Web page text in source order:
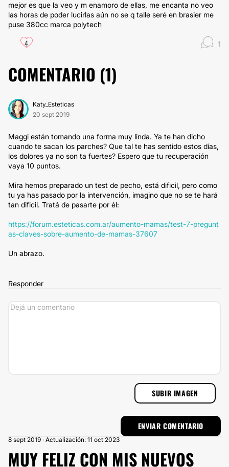
mejor es que la veo y m enamoro de ellas, me encanta no veo
las horas de poder lucirlas aún no se q talle seré en brasier me
puse 380cc marca polytech
4 1
COMENTARIO (1)
Katy_Esteticas
20 sept 2019
Maggi están tomando una forma muy linda. Ya te han dicho
cuando te sacan los parches? Que tal te has sentido estos días,
los dolores ya no son ta fuertes? Espero que tu recuperación
vaya 10 puntos.
Mira hemos preparado un test de pecho, está dificil, pero como
tu ya has pasado por la intervención, imagino que no se te hará
tan dificil. Tratá de pasarte por él:
https://forum.esteticas.com.ar/aumento-mamas/test-7-pregunt
as-claves-sobre-aumento-de-mamas-37607
Un abrazo.
Responder
SUBIR IMAGEN
8 sept 2019 · Actualización: 11 oct 2023
MUY FELIZ CON MIS NUEVOS